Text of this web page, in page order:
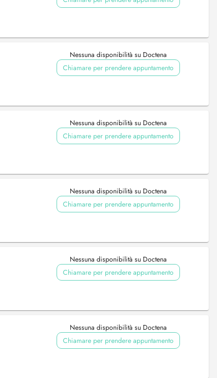
Nessuna disponibilità su Doctena
Chiamare per prendere appuntamento
Nessuna disponibilità su Doctena
Chiamare per prendere appuntamento
Nessuna disponibilità su Doctena
Chiamare per prendere appuntamento
Nessuna disponibilità su Doctena
Chiamare per prendere appuntamento
Nessuna disponibilità su Doctena
Chiamare per prendere appuntamento